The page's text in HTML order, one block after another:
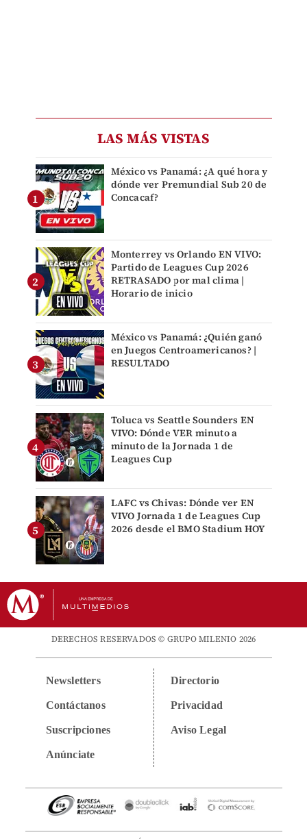
LAS MÁS VISTAS
México vs Panamá: ¿A qué hora y
dónde ver Premundial Sub 20 de
Concacaf?
Monterrey vs Orlando EN VIVO:
Partido de Leagues Cup 2026
RETRASADO por mal clima |
Horario de inicio
México vs Panamá: ¿Quién ganó
en Juegos Centroamericanos? |
RESULTADO
Toluca vs Seattle Sounders EN
VIVO: Dónde VER minuto a
minuto de la Jornada 1 de
Leagues Cup
LAFC vs Chivas: Dónde ver EN
VIVO Jornada 1 de Leagues Cup
2026 desde el BMO Stadium HOY
DERECHOS RESERVADOS © GRUPO MILENIO 2026
Newsletters
Contáctanos
Suscripciones
Anúnciate
Directorio
Privacidad
Aviso Legal